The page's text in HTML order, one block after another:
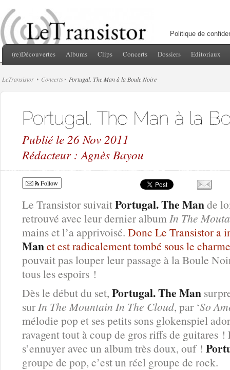
Politique de
(re)Découvertes Albums Clips Concerts Dossiers Editoriaux
LeTransistor Concerts Portugal. The Man à la Boule Noire
Publié le 26 Nov 2011
Rédacteur : Agnès Bayou
Follow
Le Transistor suivaitPortugal. The Mande
retrouvé avec leur dernier albumIn The
mains et l’a apprivoisé. Donc Le Transistor a
Manet est radicalement tombé sous le
pouvait pas louper leur passage à la Boule
tous les espoirs !
Dès le début du set, Portugal. The Man
surIn The Mountain In The Cloud, par ‘So
mélodie pop et ses petits sons glokenspiel
ravagent tout à coup de gros riffs de guitares
s’ennuyer avec un album très doux, ouf !
groupe de pop, c’est un réel groupe de rock.